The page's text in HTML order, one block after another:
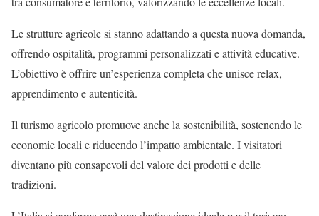
Le strutture agricole si stanno adattando a questa nuova domanda,
offrendo ospitalità, programmi personalizzati e attività educative.
L’obiettivo è offrire un’esperienza completa che unisce relax,
apprendimento e autenticità.
Il turismo agricolo promuove anche la sostenibilità, sostenendo le
economie locali e riducendo l’impatto ambientale. I visitatori
diventano più consapevoli del valore dei prodotti e delle
tradizioni.